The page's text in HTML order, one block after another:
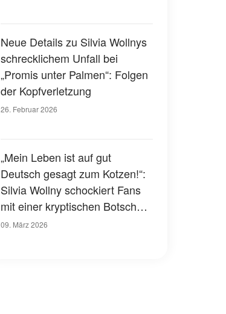
Neue Details zu Silvia Wollnys
schrecklichem Unfall bei
„Promis unter Palmen“: Folgen
der Kopfverletzung
26. Februar 2026
„Mein Leben ist auf gut
Deutsch gesagt zum Kotzen!“:
Silvia Wollny schockiert Fans
mit einer kryptischen Botschaft
auf Instagram
09. März 2026